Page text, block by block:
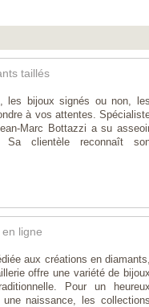
taillés
les bijoux signés ou non, les
à vos attentes.
Marc Bottazzi a su
clientèle reconnaît
ligne
aux créations en diamants,
offre une variété de bijoux
Pour un heureux
naissance, les collections